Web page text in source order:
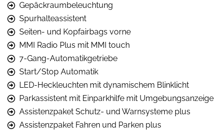
Gepäckraumbeleuchtung
Spurhalteassistent
Seiten- und Kopfairbags vorne
MMI Radio Plus mit MMI touch
7-Gang-Automatikgetriebe
Start/Stop Automatik
LED-Heckleuchten mit dynamischem Blinklicht
Parkassistent mit Einparkhilfe mit Umgebungsanzeige
Assistenzpaket Schutz- und Warnsysteme plus
Assistenzpaket Fahren und Parken plus